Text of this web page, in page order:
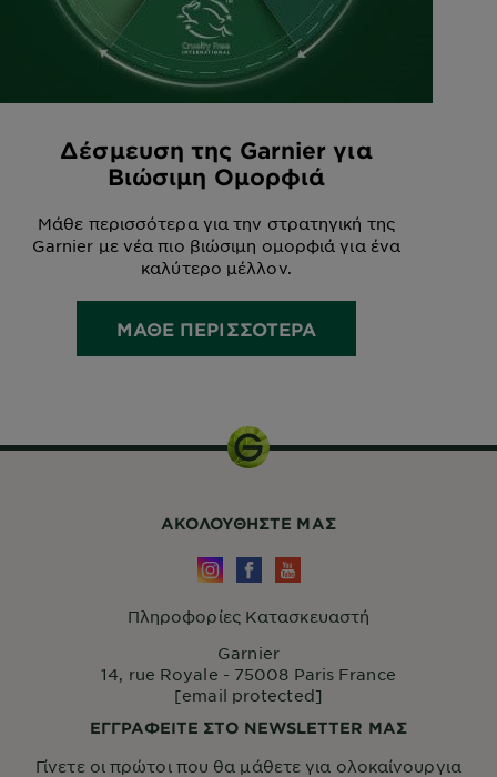
Δέσμευση της Garnier για
Βιώσιμη Ομορφιά
Μάθε περισσότερα για την στρατηγική της
Garnier με νέα πιο βιώσιμη ομορφιά για ένα
καλύτερο μέλλον.
ΜΑΘΕ ΠΕΡΙΣΣΟΤΕΡΑ
ΑΚΟΛΟΥΘHΣΤΕ ΜΑΣ
Πληροφορίες Κατασκευαστή
Garnier
14, rue Royale - 75008 Paris France
[email protected]
ΕΓΓΡΑΦΕΙΤΕ ΣΤΟ NEWSLETTER ΜΑΣ
Γίνετε οι πρώτοι που θα μάθετε για ολοκαίνουργια